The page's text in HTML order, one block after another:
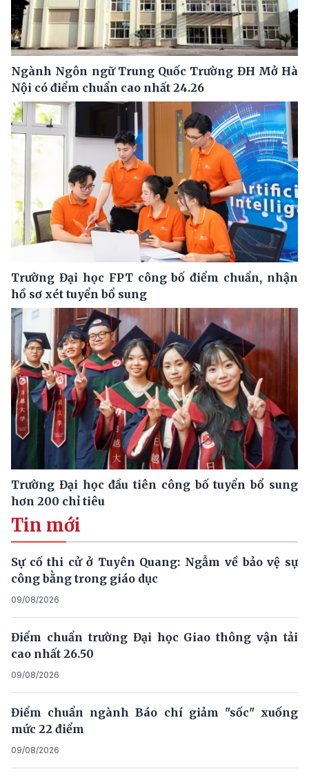
Ngành Ngôn ngữ Trung Quốc Trường ĐH Mở Hà
Nội có điểm chuẩn cao nhất 24.26
Trường Đại học FPT công bố điểm chuẩn, nhận
hồ sơ xét tuyển bổ sung
Trường Đại học đầu tiên công bố tuyển bổ sung
hơn 200 chỉ tiêu
Tin mới
Sự cố thi cử ở Tuyên Quang: Ngẫm về bảo vệ sự
công bằng trong giáo dục
09/08/2026
Điểm chuẩn trường Đại học Giao thông vận tải
cao nhất 26.50
09/08/2026
Điểm chuẩn ngành Báo chí giảm "sốc" xuống
mức 22 điểm
09/08/2026